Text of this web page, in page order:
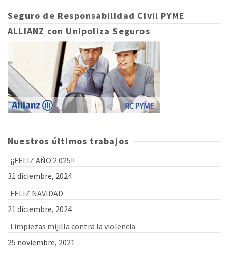
Seguro de Responsabilidad Civil PYME
ALLIANZ con Unipoliza Seguros
Nuestros últimos trabajos
¡¡FELIZ AÑO 2.025!!
31 diciembre, 2024
FELIZ NAVIDAD
21 diciembre, 2024
Limpiezas mijilla contra la violencia
25 noviembre, 2021